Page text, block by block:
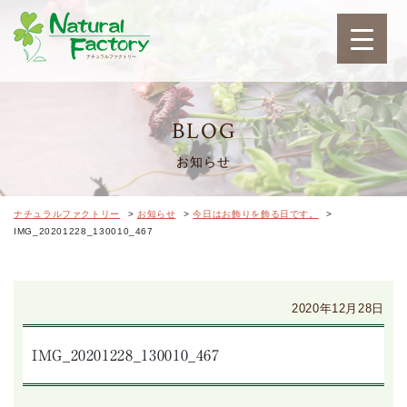
ナチュラルファクトリ
BLOG
お知らせ
ナチュラルファクトリー > お知らせ >今日はお飾りを飾る日です。
>
IMG_20201228_130010_467
2020年12月28日
IMG_20201228_130010_467